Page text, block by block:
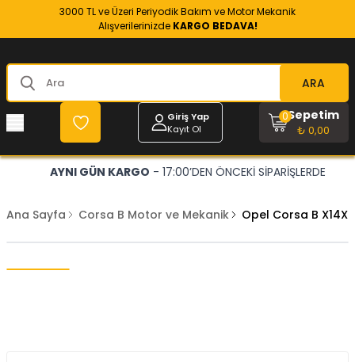
3000 TL ve Üzeri Periyodik Bakım ve Motor Mekanik
Alışverilerinizde KARGO BEDAVA!
ARA
Giriş Yap
Kayıt Ol
Sepetim
₺ 0,00
0
AYNI GÜN KARGO - 17:00’DEN ÖNCEKİ SİPARİŞLERDE
Ana Sayfa Corsa B Motor ve Mekanik Opel Corsa B